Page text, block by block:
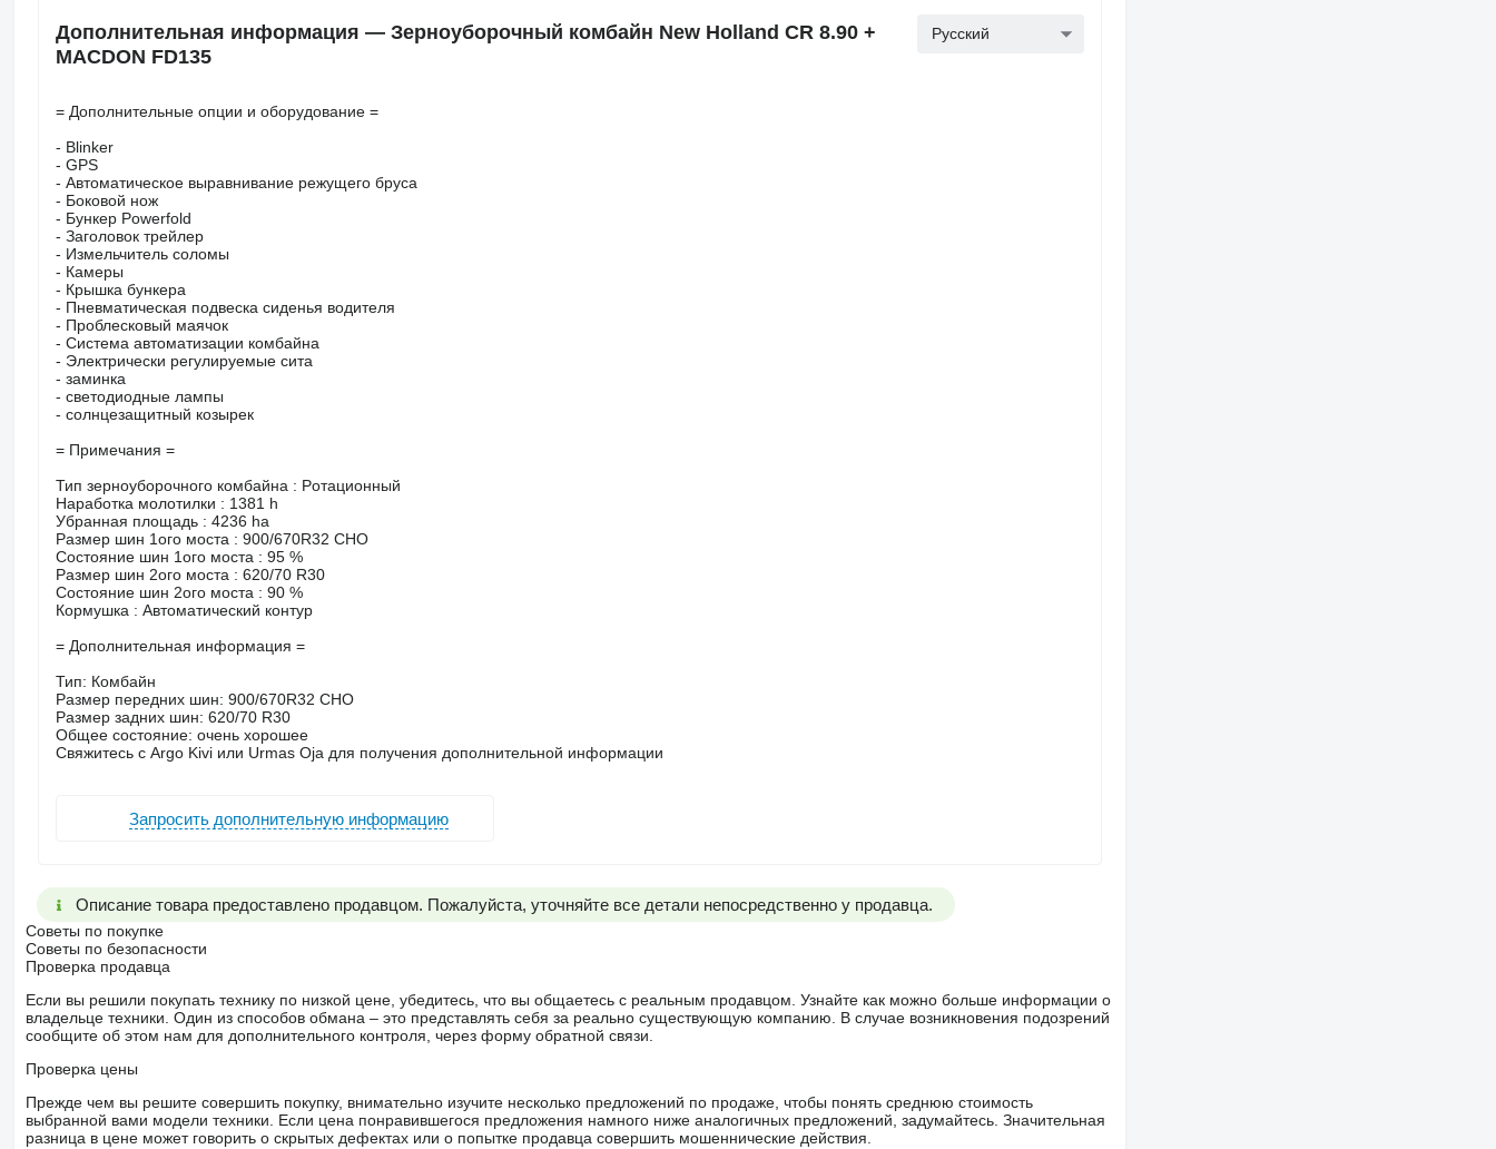
Дополнительная информация — Зерноуборочный комбайн New Holland CR 8.90 +
MACDON FD135
Русский
= Дополнительные опции и оборудование =
- Blinker
- GPS
- Автоматическое выравнивание режущего бруса
- Боковой нож
- Бункер Powerfold
- Заголовок трейлер
- Измельчитель соломы
- Камеры
- Крышка бункера
- Пневматическая подвеска сиденья водителя
- Проблесковый маячок
- Система автоматизации комбайна
- Электрически регулируемые сита
- заминка
- светодиодные лампы
- солнцезащитный козырек
= Примечания =
Тип зерноуборочного комбайна : Pотационный
Наработка молотилки : 1381 h
Убранная площадь : 4236 ha
Размер шин 1ого моста : 900/670R32 CHO
Состояние шин 1ого моста : 95 %
Размер шин 2ого моста : 620/70 R30
Состояние шин 2ого моста : 90 %
Кормушка : Автоматический контур
= Дополнительная информация =
Тип: Комбайн
Размер передних шин: 900/670R32 CHO
Размер задних шин: 620/70 R30
Общее состояние: очень хорошее
Свяжитесь с Argo Kivi или Urmas Oja для получения дополнительной информации
Запросить дополнительную информацию
Описание товара предоставлено продавцом. Пожалуйста, уточняйте все детали непосредственно у продавца.
Советы по покупке
Советы по безопасности
Проверка продавца
Если вы решили покупать технику по низкой цене, убедитесь, что вы общаетесь с реальным продавцом. Узнайте как можно больше информации о
владельце техники. Один из способов обмана – это представлять себя за реально существующую компанию. В случае возникновения подозрений
сообщите об этом нам для дополнительного контроля, через форму обратной связи.
Проверка цены
Прежде чем вы решите совершить покупку, внимательно изучите несколько предложений по продаже, чтобы понять среднюю стоимость
выбранной вами модели техники. Если цена понравившегося предложения намного ниже аналогичных предложений, задумайтесь. Значительная
разница в цене может говорить о скрытых дефектах или о попытке продавца совершить мошеннические действия.